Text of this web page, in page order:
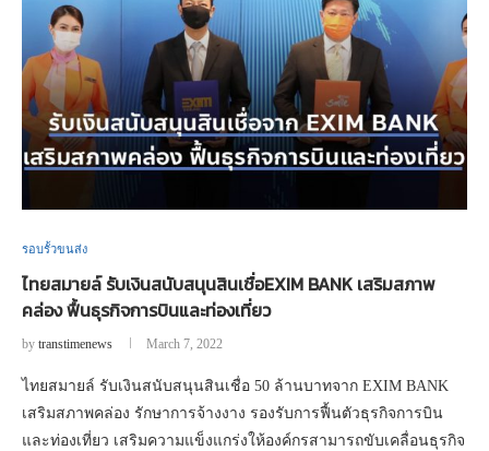
รอบรั้วขนส่ง
ไทยสมายล์ รับเงินสนับสนุนสินเชื่อEXIM BANK เสริมสภาพ
คล่อง ฟื้นธุรกิจการบินและท่องเที่ยว
by transtimenews March 7, 2022
ไทยสมายล์ รับเงินสนับสนุนสินเชื่อ 50 ล้านบาทจาก EXIM BANK
เสริมสภาพคล่อง รักษาการจ้างงาง รองรับการฟื้นตัวธุรกิจการบิน
และท่องเที่ยว เสริมความแข็งแกร่งให้องค์กรสามารถขับเคลื่อนธุรกิจ